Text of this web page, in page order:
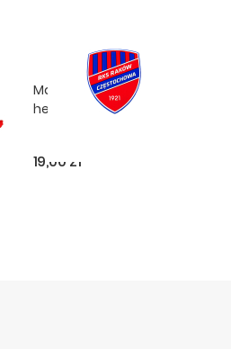
Magnes gumowy 3D -
herb
19,00 zł